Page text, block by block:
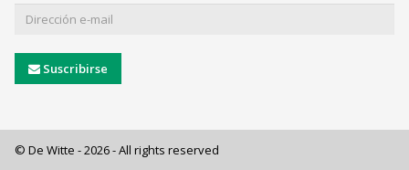
Suscribirse
© De Witte - 2026 - All rights reserved